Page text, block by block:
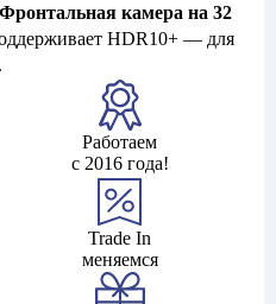
Фронтальная камера на 32
HDR10+ — для
Работаем
с 2016 года!
Trade In
меняемся